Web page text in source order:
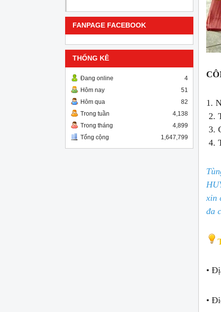
FANPAGE FACEBOOK
THỐNG KÊ
Đang online
4
Hôm nay
51
Hôm qua
82
Trong tuần
4,138
Trong tháng
4,899
Tổng cộng
1,647,799
1.
2.
3.
4.
xin
đa
•
•